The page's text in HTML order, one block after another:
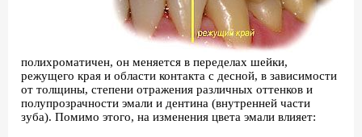
полихроматичен, он меняется в переделах шейки,
режущего края и области контакта с десной, в зависимости
от толщины, степени отражения различных оттенков и
полупрозрачности эмали и дентина (внутренней части
зуба). Помимо этого, на изменения цвета эмали влияет: